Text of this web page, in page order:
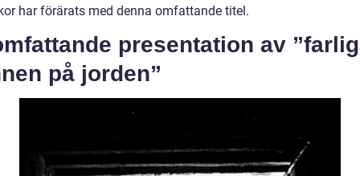
har förärats med denna omfattande titel.
presentation av
på jorden”